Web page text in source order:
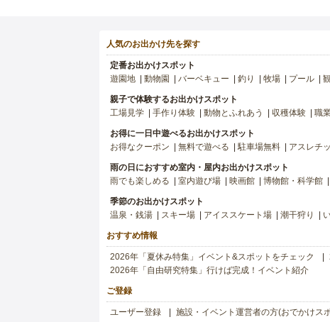
人気のお出かけ先を探す
定番お出かけスポット
遊園地
動物園 バーベキュー 釣り 牧場 プール
親子で体験するお出かけスポット
工場見学
手作り体験 動物とふれあう 収穫体験 職
お得に一日中遊べるお出かけスポット
お得なクーポン
無料で遊べる 駐車場無料 アスレチ
雨の日におすすめ室内・屋内お出かけスポット
雨でも楽しめる
室内遊び場 映画館 博物館・科学館
季節のお出かけスポット
温泉・銭湯
スキー場 アイススケート場 潮干狩り
おすすめ情報
2026年「夏休み特集」イベント&スポットをチェック
2026年「自由研究特集」行けば完成！イベント紹介
ご登録
ユーザー登録 施設・イベント運営者の方(おでかけス